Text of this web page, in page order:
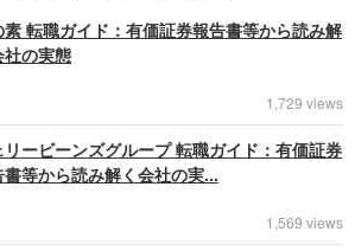
素 転職ガイド：有価証券報告書等から読み解
社の実態
1,729 views
リービーンズグループ 転職ガイド：有価証券
書等から読み解く会社の実...
1,569 views